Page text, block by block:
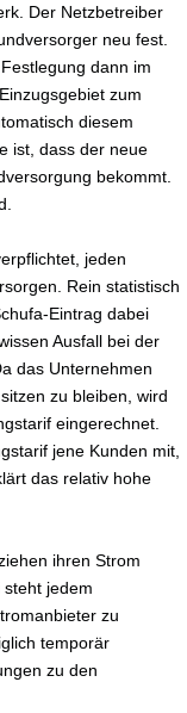
Der Netzbetreiber
neu fest.
dann im
zum
diesem
ist, dass der neue
bekommt.
jeden
Rein statistisch
Eintrag dabei
Ausfall bei der
das Unternehmen
zu bleiben, wird
eingerechnet.
jene Kunden mit,
das relativ hohe
ihren Strom
jedem
zu
temporär
zu den